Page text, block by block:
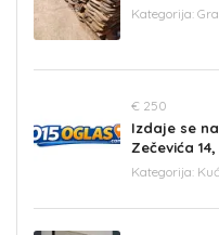
Kategorija:
€ 250
Izdaje se
Zečevića
Kategorija: